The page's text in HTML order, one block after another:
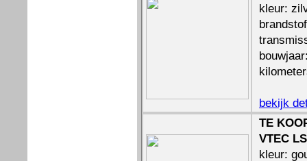
kleur:
bekijk
TE
VTEC LS
kleur: